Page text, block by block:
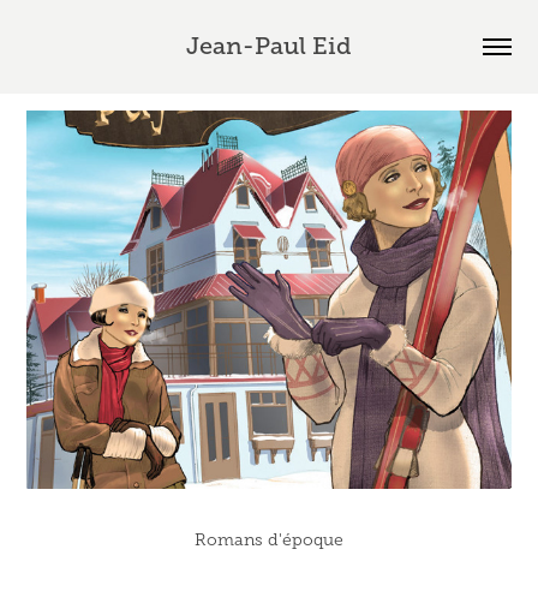
Jean-Paul Eid
Romans d'époque